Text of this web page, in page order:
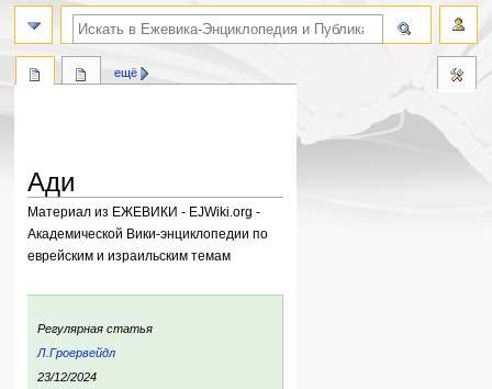
Ади
Материал из ЕЖЕВИКИ - EJWiki.org -
Академической Вики-энциклопедии по
еврейским и израильским темам
Перейти
навигации
Перейти
поиску
Регулярная статья
Л.Гроервейдл
23/12/2024
ещё
поиск по словам